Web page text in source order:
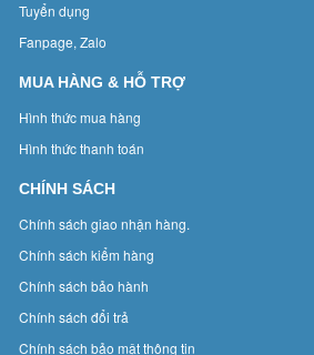
Tuyển dụng
Fanpage, Zalo
MUA HÀNG & HỖ TRỢ
Hình thức mua hàng
Hình thức thanh toán
CHÍNH SÁCH
Chính sách giao nhận hàng.
Chính sách kiểm hàng
Chính sách bảo hành
Chính sách đổi trả
Chính sách bảo mật thông tin